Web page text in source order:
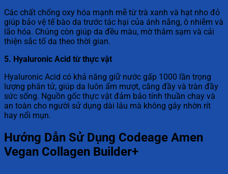
Các chất chống oxy hóa mạnh mẽ từ trà xanh và hạt nho đỏ
giúp bảo vệ tế bào da trước tác hại của ánh nắng, ô nhiễm và
lão hóa. Chúng còn giúp da đều màu, mờ thâm sạm và cải
thiện sắc tố da theo thời gian.
5. Hyaluronic Acid từ thực vật
Hyaluronic Acid có khả năng giữ nước gấp 1000 lần trọng
lượng phân tử, giúp da luôn ẩm mượt, căng đầy và tràn đầy
sức sống. Nguồn gốc thực vật đảm bảo tính thuần chay và
an toàn cho người sử dụng dài lâu mà không gây nhờn rít
hay nổi mụn.
Hướng Dẫn Sử Dụng Codeage Amen
Vegan Collagen Builder+